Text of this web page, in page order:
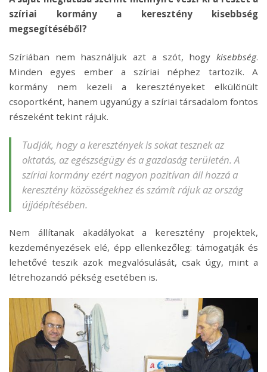
szíriai kormány a keresztény kisebbség
megsegítéséből?
Szíriában nem használjuk azt a szót, hogy kisebbség.
Minden egyes ember a szíriai néphez tartozik. A
kormány nem kezeli a keresztényeket elkülönült
csoportként, hanem ugyanúgy a szíriai társadalom fontos
részeként tekint rájuk.
Tudják, hogy a keresztények is sokat tesznek az
oktatás, az egészségügy és a gazdaság területén. A
szíriai kormány ezért nagyon pozitívan áll hozzá a
keresztény közösségekhez és számít rájuk az ország
újjáépítésében.
Nem állítanak akadályokat a keresztény projektek,
kezdeményezések elé, épp ellenkezőleg: támogatják és
lehetővé teszik azok megvalósulását, csak úgy, mint a
létrehozandó pékség esetében is.